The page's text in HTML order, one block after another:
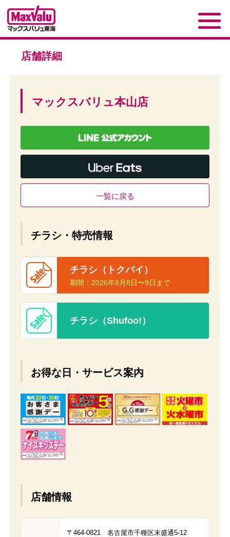
店舗詳細
マックスバリュ本山店
一覧に戻る
チラシ・特売情報
チラシ（トクバイ）
期間： 2026年8月8日〜9日まで
チラシ（Shufoo!）
お得な日・サービス案内
店舗情報
〒464-0821 名古屋市千種区末盛通5-12